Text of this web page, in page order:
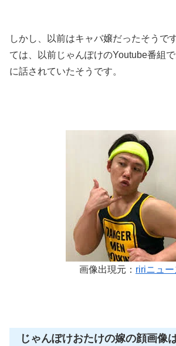
しかし、以前はキャバ嬢だったそうで
ては、以前じゃんぽけのYoutube番組
に話されていたそうです。
画像出現元： ririニュー
じゃんぽけおたけの嫁の顔画像